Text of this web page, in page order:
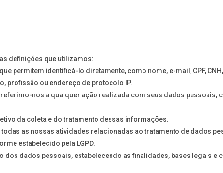
definições que utilizamos:
permitem identificá-lo diretamente, como nome, e-mail, CPF,
profissão ou endereço de protocolo IP.
nos a qualquer ação realizada com seus dados pessoais,
da coleta e do tratamento dessas informações.
as nossas atividades relacionadas ao tratamento de dados
estabelecido pela LGPD.
dados pessoais, estabelecendo as finalidades, bases legais e